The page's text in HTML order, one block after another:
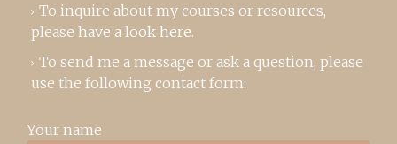
To inquire about my courses or resources,
please have a look here.
To send me a message or ask a question, please
use the following contact form:
Your name